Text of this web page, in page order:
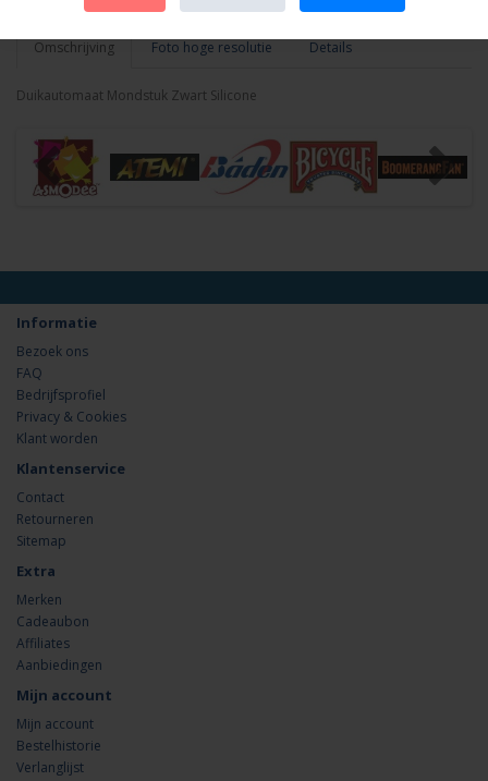
Omschrijving Foto hoge resolutie Details
Duikautomaat Mondstuk Zwart Silicone
Informatie
Bezoek ons
FAQ
Bedrijfsprofiel
Privacy & Cookies
Klant worden
Klantenservice
Contact
Retourneren
Sitemap
Extra
Merken
Cadeaubon
Affiliates
Aanbiedingen
Mijn account
Mijn account
Bestelhistorie
Verlanglijst